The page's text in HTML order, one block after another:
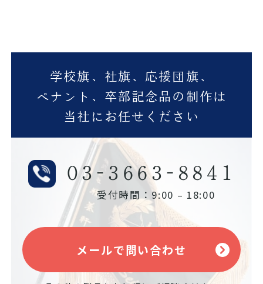
学校旗、社旗、応援団旗、
ペナント、卒部記念品の制作は
当社にお任せください
03-3663-8841
受付時間：9:00 – 18:00
メールで問い合わせ